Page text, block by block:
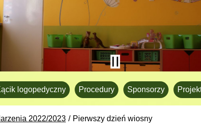
logopedyczny Procedury Sponsorzy
2022/2023 Pierwszy dzień wiosny